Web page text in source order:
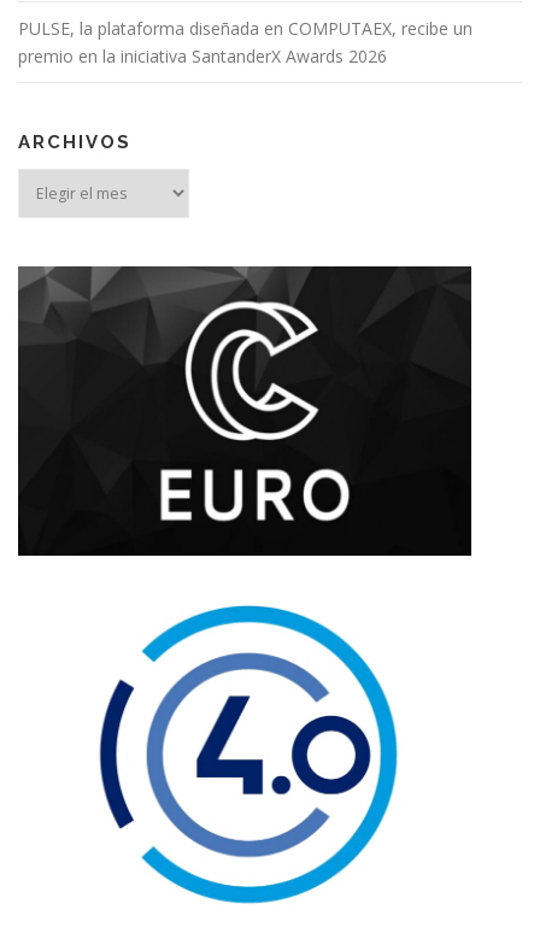
PULSE, la plataforma diseñada en COMPUTAEX, recibe un
premio en la iniciativa SantanderX Awards 2026
ARCHIVOS